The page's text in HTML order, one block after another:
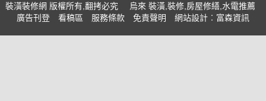
裝潢裝修網 版權所有,翻拷必究
烏來 裝潢,裝修,房屋修繕,水電推薦
廣告刊登
看稿區 服務條款 免責聲明 網站設計 ︰富森資訊